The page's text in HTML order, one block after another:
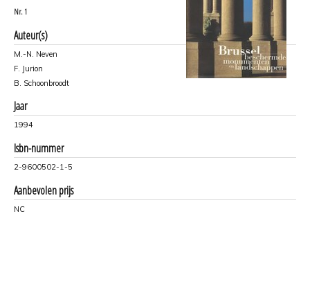
Nr. 1
Auteur(s)
M.-N. Neven
F. Jurion
B. Schoonbroodt
Jaar
1994
Isbn-nummer
2-9600502-1-5
Aanbevolen prijs
NC